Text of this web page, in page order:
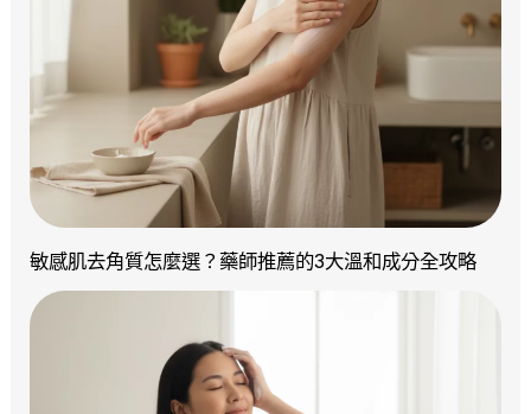
敏感肌去角質怎麼選？藥師推薦的3大溫和成分全攻略